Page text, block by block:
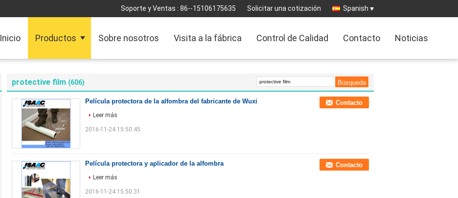
Soporte y Ventas : 86--15106175635 Solicitar una cotización Spanish
Inicio Productos Sobre nosotros Visita a la fábrica Control de Calidad Contacto Noticias
protective film (606)
Película protectora de la alfombra del fabricante de Wuxi Contacto
Leer más
2016-11-24 15:50:45
Película protectora y aplicador de la alfombra Contacto
Leer más
2016-11-24 15:50:31